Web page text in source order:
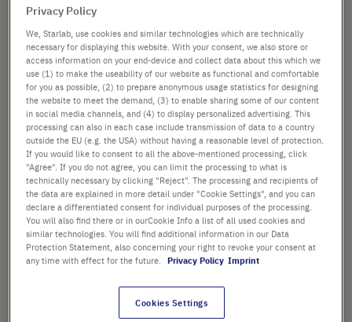
PRODUKT HIGHLIGHTS
Geeignet für Standard-PCR
Einseitig beschichtete
Verschließfolie Aluminium, der
Verfügbarkeit prüfen zzgl.Versand
- +
In
den
Warenkorb
100 Stück (1 Box × 100 Stück)
Privacy Policy
We, Starlab, use cookies and similar technologies which are technically
necessary for displaying this website. With your consent, we also store or
access information on your end-device and collect data about this which we
use (1) to make the useability of our website as functional and comfortable
for you as possible, (2) to prepare anonymous usage statistics for designing
the website to meet the demand, (3) to enable sharing some of our content
in social media channels, and (4) to display personalized advertising. This
processing can also in each case include transmission of data to a country
outside the EU (e.g. the USA) without having a reasonable level of protection.
If you would like to consent to all the above-mentioned processing, click
"Agree". If you do not agree, you can limit the processing to what is
technically necessary by clicking "Reject". The processing and recipients of
the data are explained in more detail under "Cookie Settings", and you can
declare a differentiated consent for individual purposes of the processing.
You will also find there or in ourCookie Info a list of all used cookies and
similar technologies. You will find additional information in our Data
Protection Statement, also concerning your right to revoke your consent at
any time with effect for the future.
Privacy Policy Imprint
Cookies Settings